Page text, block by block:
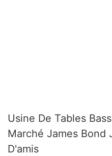
Usine De Tables
Marché James Bond
D'amis